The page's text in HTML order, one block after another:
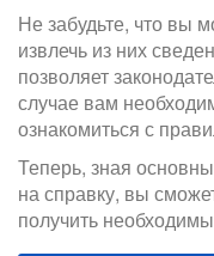
Не забудьте, что вы
извлечь из них
позволяет
случае вам
ознакомиться с
Теперь, зная
на справку, вы
получить